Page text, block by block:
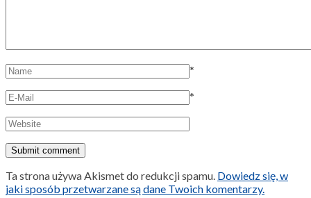
*
*
Ta strona używa Akismet do redukcji spamu. Dowiedz się, w
jaki sposób przetwarzane są dane Twoich komentarzy.